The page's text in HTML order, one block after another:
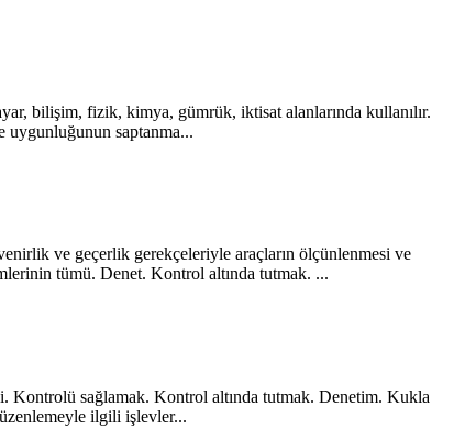
bilişim, fizik, kimya, gümrük, iktisat alanlarında kullanılır.
saptanma...
ve geçerlik gerekçeleriyle araçların ölçünlenmesi ve
tümü. Denet. Kontrol altında tutmak. ...
Kontrolü sağlamak. Kontrol altında tutmak. Denetim. Kukla
ilgili işlevler...